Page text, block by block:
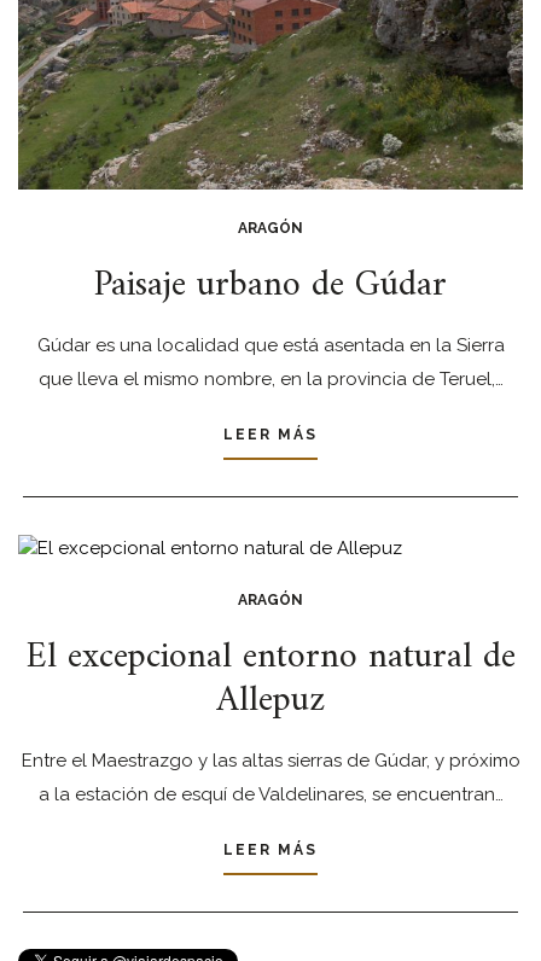
ARAGÓN
Paisaje urbano de Gúdar
Gúdar es una localidad que está asentada en la Sierra
que lleva el mismo nombre, en la provincia de Teruel,…
LEER MÁS
ARAGÓN
El excepcional entorno natural de
Allepuz
Entre el Maestrazgo y las altas sierras de Gúdar, y próximo
a la estación de esquí de Valdelinares, se encuentran…
LEER MÁS